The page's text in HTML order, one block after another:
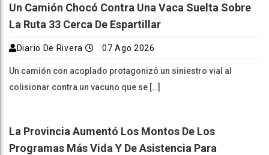
Un Camión Chocó Contra Una Vaca Suelta Sobre
La Ruta 33 Cerca De Espartillar
Diario De Rivera 07 Ago 2026
Un camión con acoplado protagonizó un siniestro vial al
colisionar contra un vacuno que se […]
La Provincia Aumentó Los Montos De Los
Programas Más Vida Y De Asistencia Para